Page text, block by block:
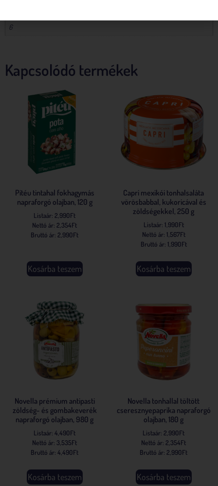
6
Kapcsolódó termékek
Pitéu tintahal fokhagymás
napraforgó olajban, 120 g
Listaár: 2,990Ft
Nettó ár: 2,354Ft
Bruttó ár: 2,990Ft
Kosárba teszem
Capri mexikói tonhalsaláta
vörösbabbal, kukoricával és
zöldségekkel, 250 g
Listaár: 1,990Ft
Nettó ár: 1,567Ft
Bruttó ár: 1,990Ft
Kosárba teszem
Novella prémium antipasti
zöldség- és gombakeverék
napraforgó olajban, 980 g
Listaár: 4,490Ft
Nettó ár: 3,535Ft
Bruttó ár: 4,490Ft
Kosárba teszem
Novella tonhallal töltött
cseresznyepaprika napraforgó
olajban, 180 g
Listaár: 2,990Ft
Nettó ár: 2,354Ft
Bruttó ár: 2,990Ft
Kosárba teszem